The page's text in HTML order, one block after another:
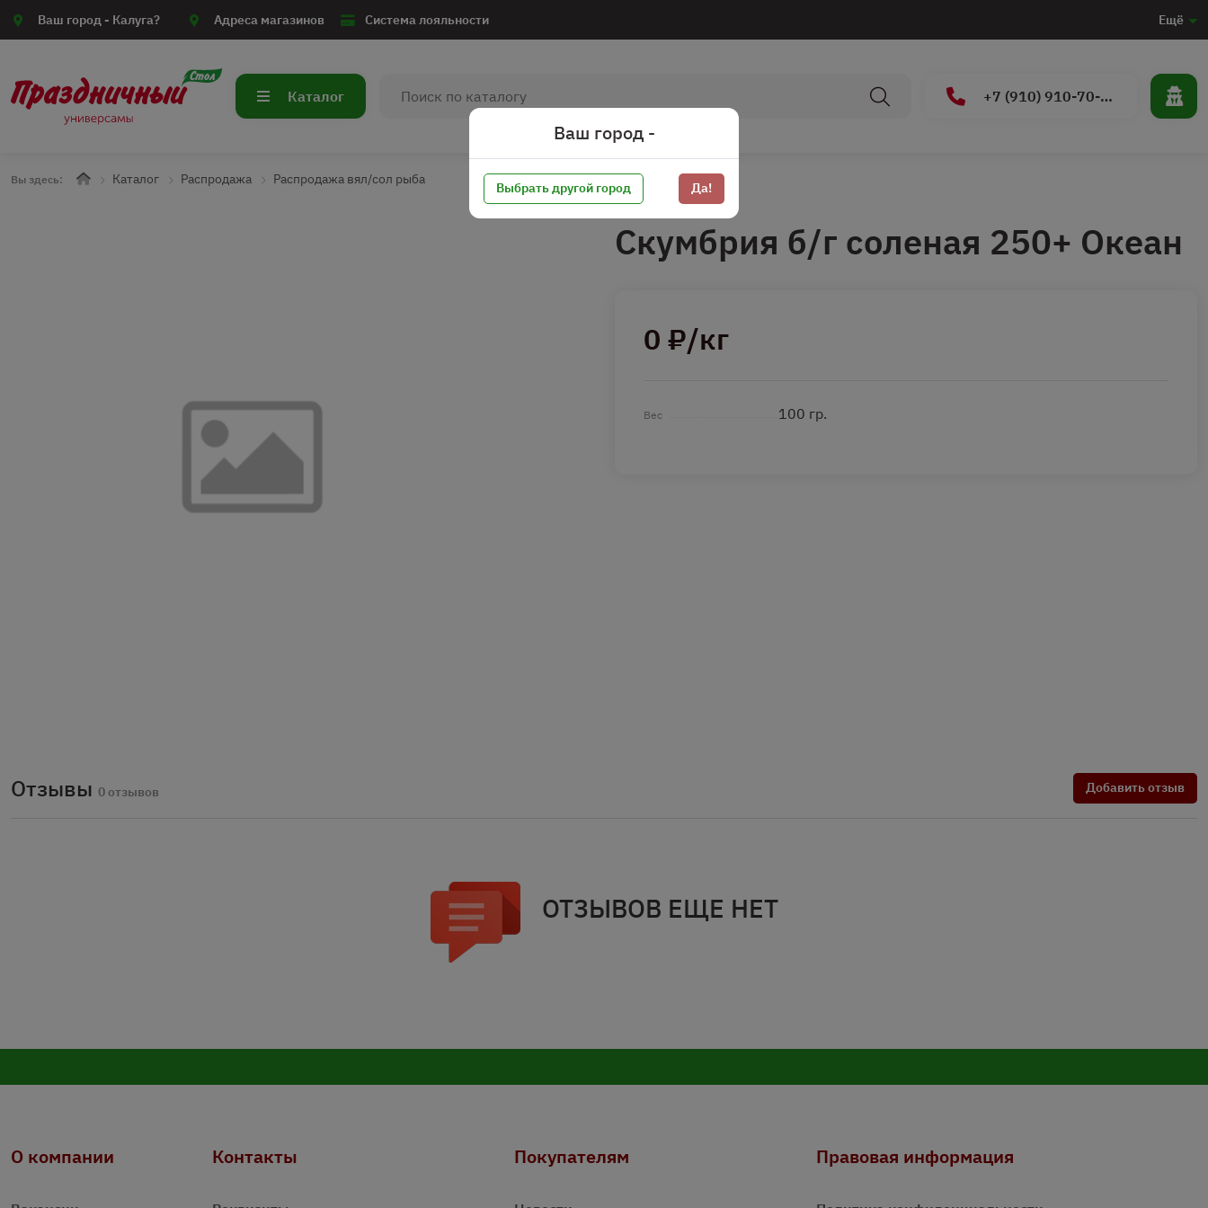
Ваш город - Калуга? Адреса магазинов Система лояльности Ещё
Каталог +7 (910) 910-70-15
Вы здесь: Каталог Распродажа Распродажа вял/сол рыба
Скумбрия б/г соленая 250+ Океан
0 ₽/кг
Вес 100 гр.
Отзывы 0 отзывов Добавить отзыв
ОТЗЫВОВ ЕЩЕ НЕТ
О компании Контакты Покупателям Правовая информация
Ваш город -
Выбрать другой город Да!